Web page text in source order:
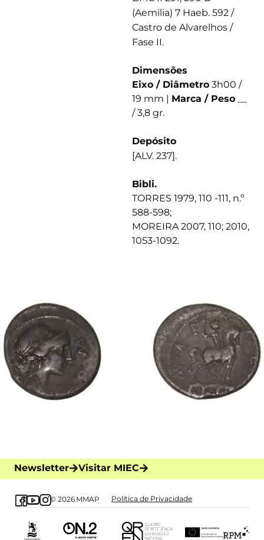
(Aemilia) 7 Haeb. 592 /
Castro de Alvarelhos /
Fase II.
Dimensões
Eixo / Diâmetro 3h00 /
19 mm | Marca / Peso
/ 3,8 gr.
Depósito
[ALV. 237].
Bibli.
TORRES 1979, 110 -111, n.º
588-598;
MOREIRA 2007, 110; 2010,
1053-1092.
Newsletter Visitar MIEC
© 2026 MMAP Política de Privacidade